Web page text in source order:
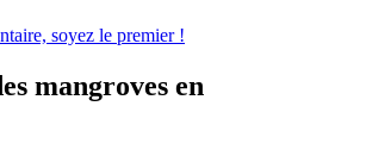
soyez le premier !
mangroves en